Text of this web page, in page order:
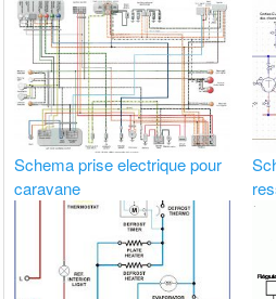
Schema prise electrique pour
caravane